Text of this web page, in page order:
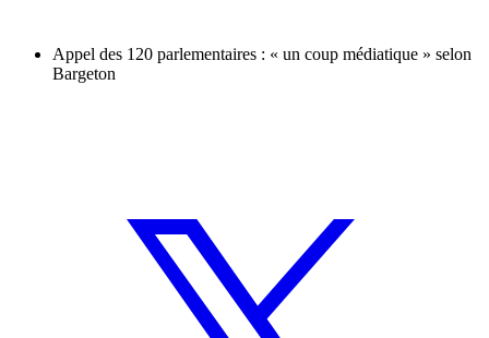
Appel des 120 parlementaires : « un coup médiatique » selon
Bargeton